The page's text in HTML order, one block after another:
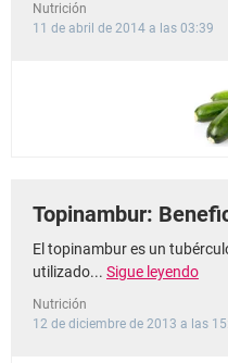
Nutrición
11 de abril de 2014 a las 03:39
Topinambur:
El topinambur es un
utilizado... Sigue leyendo
Nutrición
12 de diciembre de 2013 a las